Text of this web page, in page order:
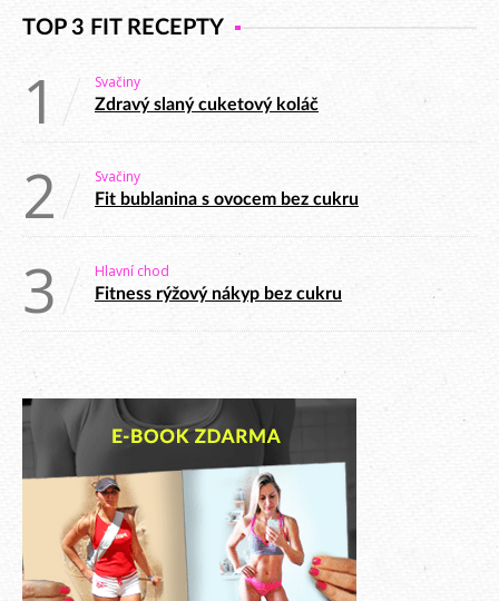
TOP 3 FIT RECEPTY
1 Svačiny
Zdravý slaný cuketový koláč
2 Svačiny
Fit bublanina s ovocem bez cukru
3 Hlavní chod
Fitness rýžový nákyp bez cukru